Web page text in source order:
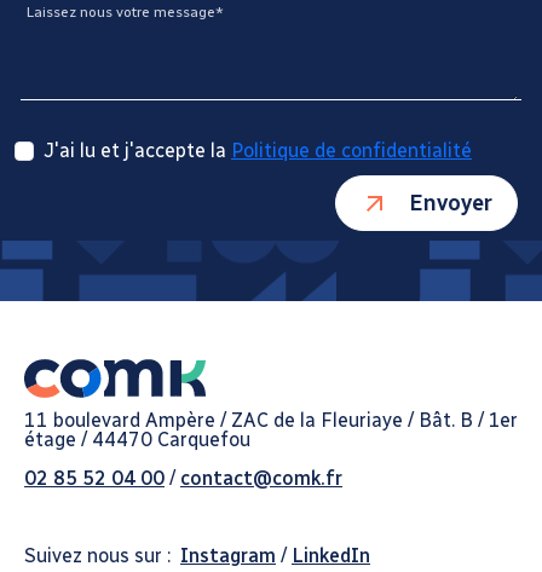
Laissez nous votre message*
J'ai lu et j'accepte la Politique de confidentialité
Envoyer
11 boulevard Ampère / ZAC de la Fleuriaye / Bât. B / 1er
étage / 44470 Carquefou
02 85 52 04 00 / contact@comk.fr
Suivez nous sur : Instagram / LinkedIn